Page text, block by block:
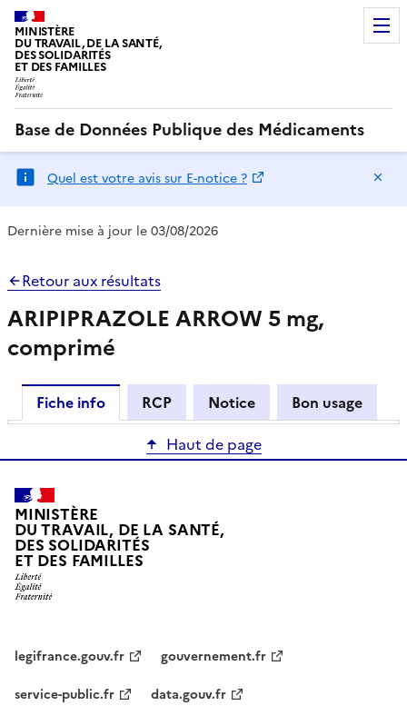
MINISTÈRE
DU TRAVAIL, DE LA SANTÉ,
DES SOLIDARITÉS
ET DES FAMILLES
Base de Données Publique des Médicaments
Quel est votre avis sur E-notice ?
Dernière mise à jour le 03/08/2026
Retour aux résultats
ARIPIPRAZOLE ARROW 5 mg,
comprimé
Fiche info RCP Notice
Bon usage
Haut de page
MINISTÈRE
DU TRAVAIL, DE LA SANTÉ,
DES SOLIDARITÉS
ET DES FAMILLES
legifrance.gouv.fr
gouvernement.fr
service-public.fr
data.gouv.fr